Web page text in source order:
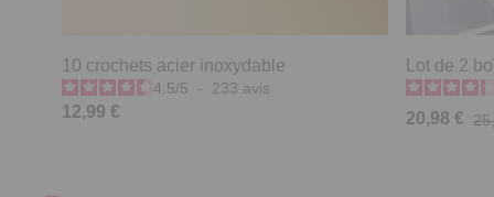
10 crochets acier inoxydable
4.5/5 - 233 avis
12,99 €
Lot de 2
20,98 €